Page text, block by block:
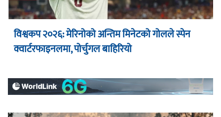
विश्वकप २०२६: मेरिनोको अन्तिम मिनेटको गोलले स्पेन
क्वार्टरफाइनलमा, पोर्चुगल बाहिरियो